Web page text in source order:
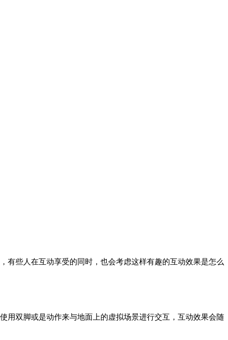
有些人在互动享受的同时，也会考虑这样有趣的互动效果是怎么
用双脚或是动作来与地面上的虚拟场景进行交互，互动效果会随